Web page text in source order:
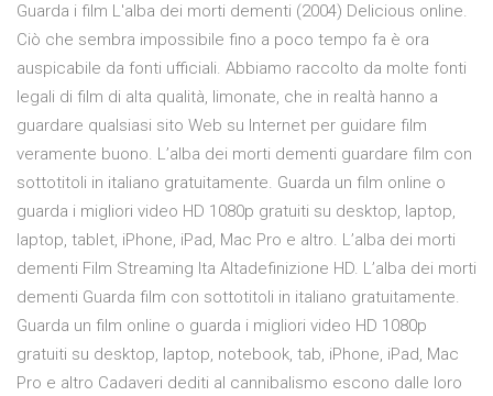
Guarda i film L'alba dei morti dementi (2004) Delicious online.
Ciò che sembra impossibile fino a poco tempo fa è ora
auspicabile da fonti ufficiali. Abbiamo raccolto da molte fonti
legali di film di alta qualità, limonate, che in realtà hanno a
guardare qualsiasi sito Web su Internet per guidare film
veramente buono. L’alba dei morti dementi guardare film con
sottotitoli in italiano gratuitamente. Guarda un film online o
guarda i migliori video HD 1080p gratuiti su desktop, laptop,
laptop, tablet, iPhone, iPad, Mac Pro e altro. L’alba dei morti
dementi Film Streaming Ita Altadefinizione HD. L’alba dei morti
dementi Guarda film con sottotitoli in italiano gratuitamente.
Guarda un film online o guarda i migliori video HD 1080p
gratuiti su desktop, laptop, notebook, tab, iPhone, iPad, Mac
Pro e altro Cadaveri dediti al cannibalismo escono dalle loro